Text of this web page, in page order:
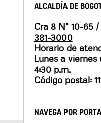
ALCALDÍA DE
Cra 8 N° 10-65 /
381-3000
Horario de
Lunes a viernes
4:30 p.m.
Código postal:
NAVEGA POR